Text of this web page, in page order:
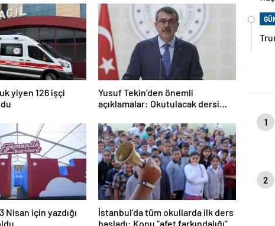
yiyen 126 işçi
Yusuf Tekin’den önemli
açıklamalar: Okutulacak dersi
değişikliği masada
Nisan için yazdığı
İstanbul’da tüm okullarda ilk ders
başladı: Konu “afet farkındalığı”
1
2